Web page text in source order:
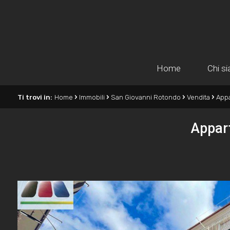
Home Chi
Ti trovi in: Home › Immobili › San Giovanni Rotondo › Vendita ›